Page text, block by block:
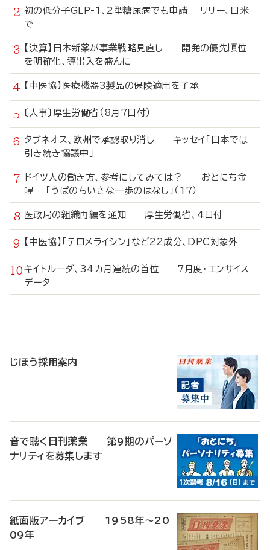
初の低分子GLP-1、2型糖尿病でも申請 リリー、日米
で
【決算】日本新薬が事業戦略見直し 開発の優先順位
を明確化、導出入を盛んに
【中医協】医療機器3製品の保険適用を了承
〔人事〕厚生労働省（8月7日付）
タブネオス、欧州で承認取り消し キッセイ「日本では
引き続き協議中」
ドイツ人の働き方、参考にしてみては？ おとにち金
曜 「うぱのちいさな一歩のはなし」（17）
医政局の組織再編を通知 厚生労働省、4日付
【中医協】「テロメライシン」など22成分、DPC対象外
キイトルーダ、34カ月連続の首位 7月度・エンサイス
データ
じほう採用案内
音で聴く日刊薬業 第9期のパーソ
ナリティを募集します
紙面版アーカイブ 1958年～20
09年